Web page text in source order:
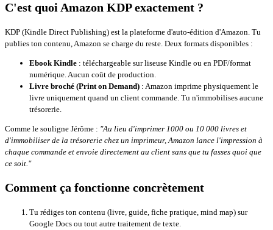
C'est quoi Amazon KDP exactement ?
KDP (Kindle Direct Publishing) est la plateforme d'auto-édition d'Amazon. Tu
publies ton contenu, Amazon se charge du reste. Deux formats disponibles :
Ebook Kindle : téléchargeable sur liseuse Kindle ou en PDF/format
numérique. Aucun coût de production.
Livre broché (Print on Demand) : Amazon imprime physiquement le
livre uniquement quand un client commande. Tu n'immobilises aucune
trésorerie.
Comme le souligne Jérôme : "Au lieu d'imprimer 1000 ou 10 000 livres et
d'immobiliser de la trésorerie chez un imprimeur, Amazon lance l'impression à
chaque commande et envoie directement au client sans que tu fasses quoi que
ce soit."
Comment ça fonctionne concrètement
Tu rédiges ton contenu (livre, guide, fiche pratique, mind map) sur
Google Docs ou tout autre traitement de texte.